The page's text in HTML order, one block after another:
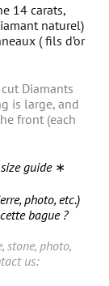
14 carats,
naturel)
( fils d’or
Diamants
is large, and
front (each
guide∗
photo, etc.)
bague ?
stone, photo,
us: